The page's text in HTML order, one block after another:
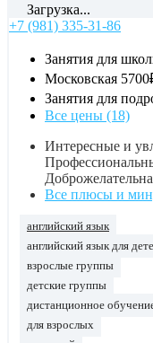
Загрузка...
+7 (981) 335-31-86
Занятия для
Московская
Занятия для
Все цены (18)
Интересные и
Все плюсы и
английский язык
английский язык для
взрослые группы
детские группы
дистанционное
для взрослых